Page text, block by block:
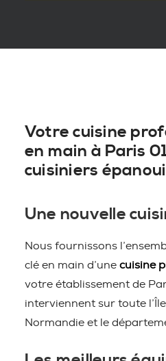
Votre cuisine
en main à Paris
cuisiniers
Une nouvelle
Nous fournissons
clé en main d’une cuisine
votre établissement de
interviennent sur toute
Normandie et le